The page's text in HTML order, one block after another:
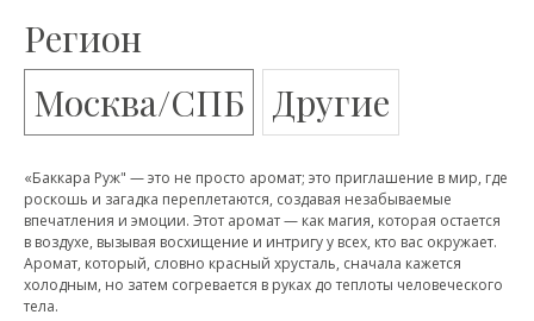
Регион
Москва/СПБ
Другие
«Баккара Руж" — это не просто аромат; это приглашение в мир, где
роскошь и загадка переплетаются, создавая незабываемые
впечатления и эмоции. Этот аромат — как магия, которая остается
в воздухе, вызывая восхищение и интригу у всех, кто вас окружает.
Аромат, который, словно красный хрусталь, сначала кажется
холодным, но затем согревается в руках до теплоты человеческого
тела.